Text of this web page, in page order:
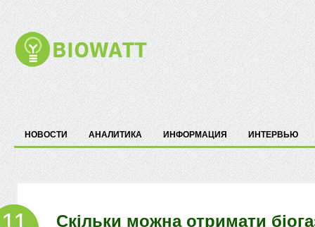
НОВОСТИ АНАЛИТИКА ИНФОРМАЦИЯ ИНТЕРВЬЮ
Скільки можна отримати